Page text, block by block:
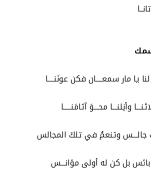
يا مار سمعــــان فكن عونَنــــا
وأنِلنـــا محـــوَ آثامَنـــــا
جالـــس وتنعمُ في تلكَ المجالس
بائس بل كن له أولى مؤانـــس